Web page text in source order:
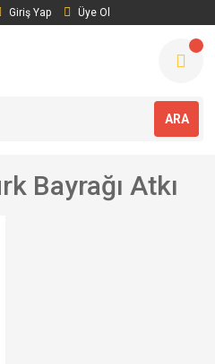
Giriş Yap Üye Ol
ARA
Bayrağı Atkı